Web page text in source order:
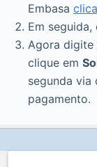
Embasa
Em
Agora digite
clique em
segunda via
pagamento.